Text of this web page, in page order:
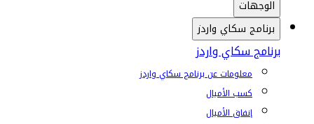
الوجهات
برنامج سكاي واردز
برنامج سكاي واردز
معلومات عن برنامج سكاي واردز
كسب الأميال
إنفاق الأميال